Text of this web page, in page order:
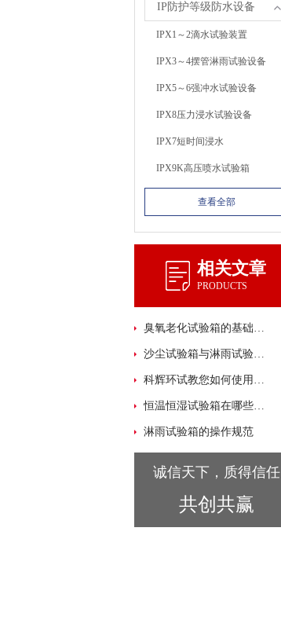
IP防护等级防水设备
IPX1～2滴水试验装置
IPX3～4摆管淋雨试验设备
IPX5～6强冲水试验设备
IPX8压力浸水试验设备
IPX7短时间浸水
IPX9K高压喷水试验箱
查看全部
相关文章
PRODUCTS
臭氧老化试验箱的基础知识入门
沙尘试验箱与淋雨试验箱的不同之处
科辉环试教您如何使用（高低温试验箱）
恒温恒湿试验箱在哪些领域有广泛应用？
淋雨试验箱的操作规范
诚信天下，质得信任
共创共赢